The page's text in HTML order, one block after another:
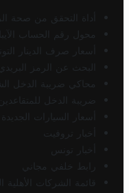
أداة التحقق من صحة
محول رقم الحساب
أسعار صرف الدينار
البحث عن الرمز
محاكي ضريبة الدخل
ضريبة الدخل
أسعار السيارات
أخبار تروفيت
أخبار تونس
رابط خلفي مجاني
قائمة الشركات الأهلية